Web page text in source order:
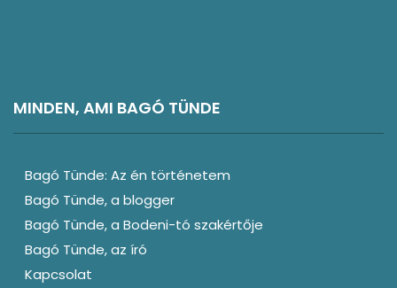
MINDEN, AMI BAGÓ TÜNDE
Bagó Tünde: Az én történetem
Bagó Tünde, a blogger
Bagó Tünde, a Bodeni-tó szakértője
Bagó Tünde, az író
Kapcsolat